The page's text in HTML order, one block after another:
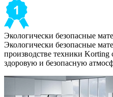
Экологически безопасные
Экологически безопасные
производстве техники
здоровую и безопасную